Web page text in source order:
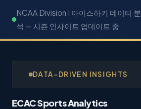
츠
NCAA Division I 아이스하키 데이터 분
석 — 시즌 인사이트 업데이트 중
DATA-DRIVEN INSIGHTS
ECAC Sports Analytics